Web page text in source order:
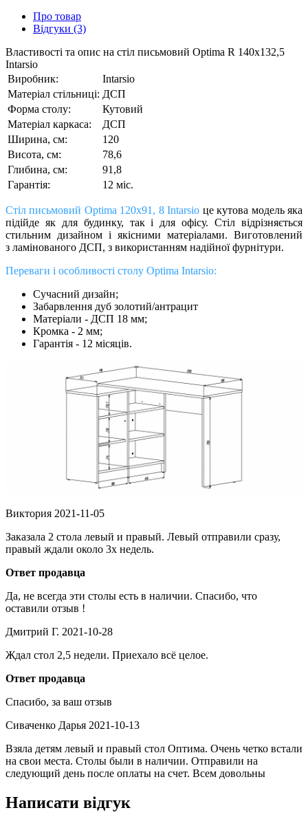
Про товар
Відгуки (3)
Властивості та опис на стіл письмовий Optima R 140х132,5
Intarsio
Виробник:
Intarsio
Матеріал стільниці: ДСП
Форма столу:
Кутовий
Матеріал каркаса:
ДСП
Ширина, см:
120
Висота, см:
78,6
Глибина, см:
91,8
Гарантія:
12 міс.
Стіл письмовий Optima 120х91, 8 Intarsio це кутова модель яка
підійде як для будинку, так і для офісу. Стіл відрізняється
стильним дизайном і якісними матеріалами. Виготовлений
з ламінованого ДСП, з використанням надійної фурнітури.
Переваги і особливості столу Optima Intarsio:
Сучасний дизайн;
Забарвлення дуб золотий/антрацит
Матеріали - ДСП 18 мм;
Кромка - 2 мм;
Гарантія - 12 місяців.
Виктория 2021-11-05
Заказала 2 стола левый и правый. Левый отправили сразу,
правый ждали около 3х недель.
Ответ продавца
Да, не всегда эти столы есть в наличии. Спасибо, что
оставили отзыв !
Дмитрий Г. 2021-10-28
Ждал стол 2,5 недели. Приехало всё целое.
Ответ продавца
Спасибо, за ваш отзыв
Сиваченко Дарья 2021-10-13
Взяла детям левый и правый стол Оптима. Очень четко встали
на свои места. Столы были в наличии. Отправили на
следующий день после оплаты на счет. Всем довольны
Написати відгук